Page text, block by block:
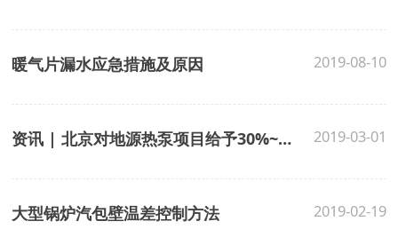
暖气片漏水应急措施及原因 2019-08-10
资讯 | 北京对地源热泵项目给予30%~50%资金支持 2019-03-01
大型锅炉汽包壁温差控制方法 2019-02-19